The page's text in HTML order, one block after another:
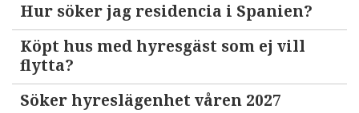
Hur söker jag residencia i Spanien?
Köpt hus med hyresgäst som ej vill
flytta?
Söker hyreslägenhet våren 2027